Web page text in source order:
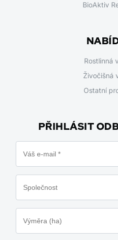
BioAktiv
Rostlinná
Živočišná
Ostatní
PŘIHLÁSIT